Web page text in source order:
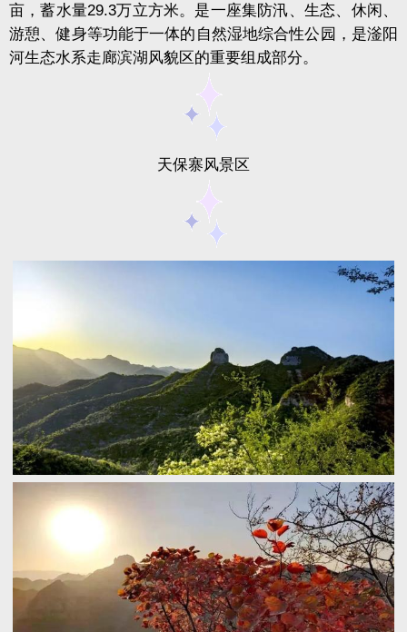
亩，蓄水量29.3万立方米。是一座集防汛、生态、休闲、
游憩、健身等功能于一体的自然湿地综合性公园，是滏阳
河生态水系走廊滨湖风貌区的重要组成部分。
天保寨风景区